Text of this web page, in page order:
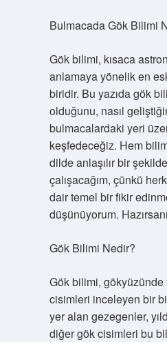
Bulmacada Gök Bilimi
Gök bilimi, kısaca
anlamaya yönelik en
biridir. Bu yazıda gök
olduğunu, nasıl
bulmacalardaki yeri
keşfedeceğiz. Hem
dilde anlaşılır bir
çalışacağım, çünkü
dair temel bir fikir
düşünüyorum.
Gök Bilimi Nedir?
Gök bilimi, gökyüzünde
cisimleri inceleyen bir
yer alan gezegenler,
diğer gök cisimleri bu